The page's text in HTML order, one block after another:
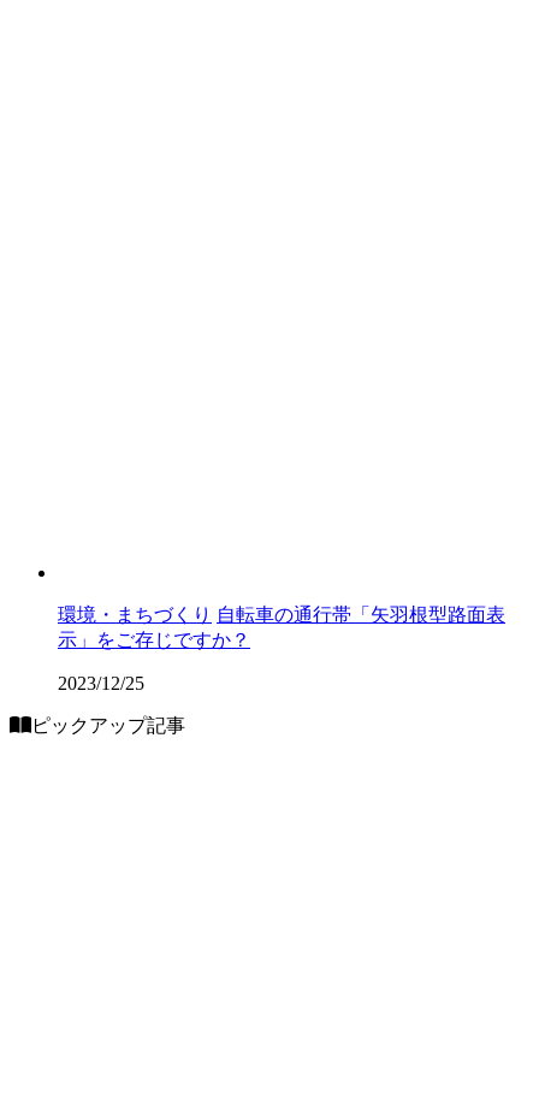
環境・まちづくり 自転車の通行帯「矢羽根型路面表
示」をご存じですか？
2023/12/25
ピックアップ記事